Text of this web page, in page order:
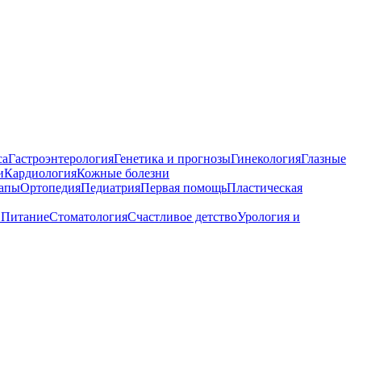
ГастроэнтерологияГенетика и прогнозыГинекологияГлазные
КардиологияКожные болезни
ОртопедияПедиатрияПервая помощьПластическая
СтоматологияСчастливое детствоУрология и